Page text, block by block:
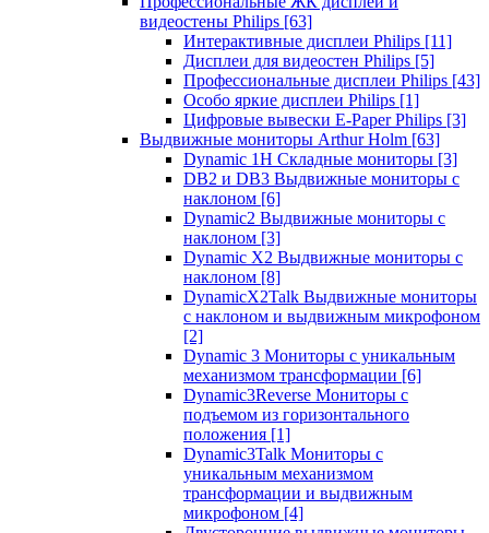
видеостены Philips [63]
Интерактивные дисплеи Philips [11]
Дисплеи для видеостен Philips [5]
Профессиональные дисплеи Philips [43]
Особо яркие дисплеи Philips [1]
Цифровые вывески E-Paper Philips [3]
Выдвижные мониторы Arthur Holm [63]
Dynamic 1Н Складные мониторы [3]
DB2 и DB3 Выдвижные мониторы с
наклоном [6]
Dynamic2 Выдвижные мониторы с
наклоном [3]
Dynamic X2 Выдвижные мониторы с
наклоном [8]
DynamicX2Talk Выдвижные мониторы
с наклоном и выдвижным микрофоном
[2]
Dynamic 3 Мониторы с уникальным
механизмом трансформации [6]
Dynamic3Reverse Мониторы с
подъемом из горизонтального
положения [1]
Dynamic3Talk Мониторы с
уникальным механизмом
трансформации и выдвижным
микрофоном [4]